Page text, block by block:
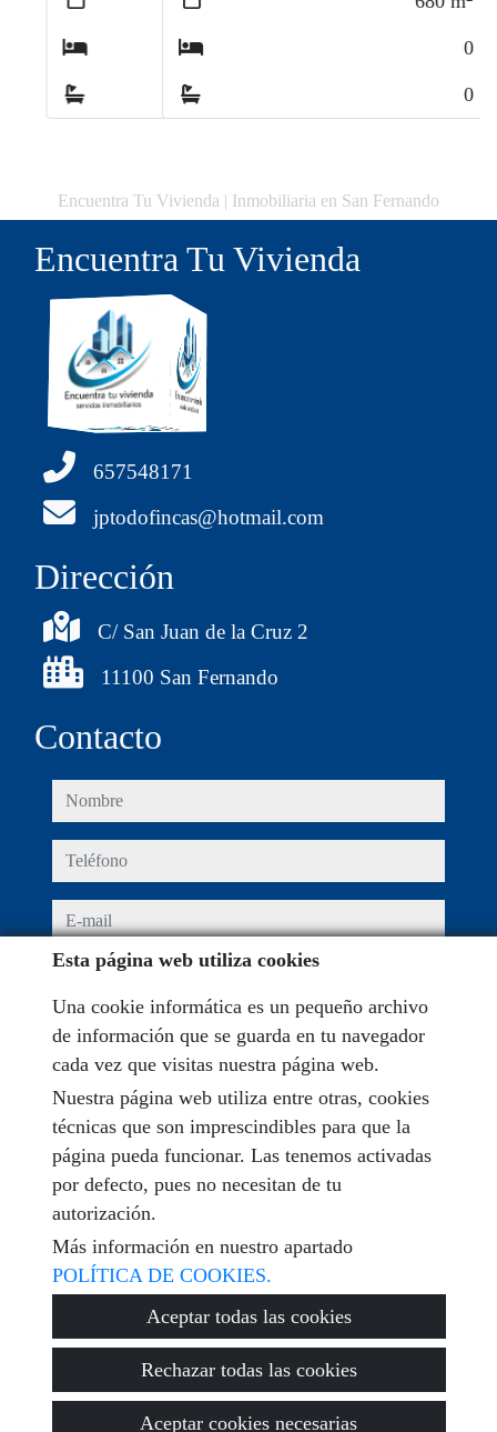
Encuentra Tu Vivienda | Inmobiliaria en San Fernando
Encuentra Tu Vivienda
657548171
jptodofincas@hotmail.com
Dirección
C/ San Juan de la Cruz 2
11100 San Fernando
Contacto
nombre
teléfono
e-mail
He leído y acepto las condiciones de uso y
mensaje
Captcha
Enviar
Encuentra Tu Vivienda ·Política de privacidad
Esta página web utiliza cookies
Una cookie informática es un pequeño archivo
de información que se guarda en tu navegador
cada vez que visitas nuestra página web.
Nuestra página web utiliza entre otras, cookies
técnicas que son imprescindibles para que la
página pueda funcionar. Las tenemos activadas
por defecto, pues no necesitan de tu
autorización.
Más información en nuestro apartado
POLÍTICA DE COOKIES.
Aceptar todas las cookies
Rechazar todas las cookies
Aceptar cookies necesarias